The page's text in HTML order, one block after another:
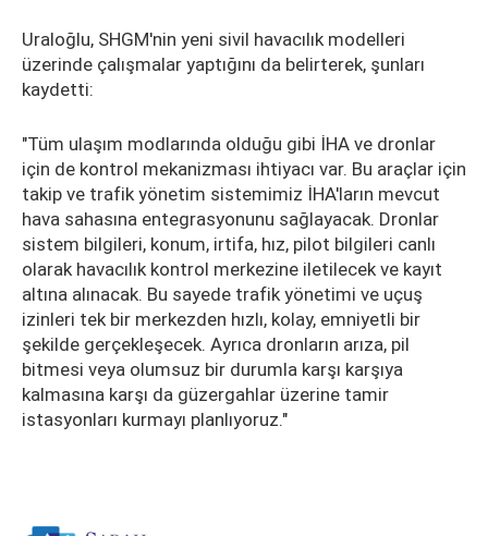
Uraloğlu, SHGM'nin yeni sivil havacılık modelleri
üzerinde çalışmalar yaptığını da belirterek, şunları
kaydetti:
"Tüm ulaşım modlarında olduğu gibi İHA ve dronlar
için de kontrol mekanizması ihtiyacı var. Bu araçlar için
takip ve trafik yönetim sistemimiz İHA'ların mevcut
hava sahasına entegrasyonunu sağlayacak. Dronlar
sistem bilgileri, konum, irtifa, hız, pilot bilgileri canlı
olarak havacılık kontrol merkezine iletilecek ve kayıt
altına alınacak. Bu sayede trafik yönetimi ve uçuş
izinleri tek bir merkezden hızlı, kolay, emniyetli bir
şekilde gerçekleşecek. Ayrıca dronların arıza, pil
bitmesi veya olumsuz bir durumla karşı karşıya
kalmasına karşı da güzergahlar üzerine tamir
istasyonları kurmayı planlıyoruz."